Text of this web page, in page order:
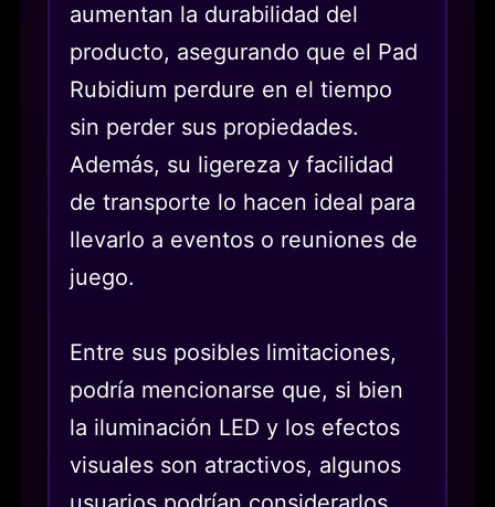
aumentan la durabilidad del
producto, asegurando que el Pad
Rubidium perdure en el tiempo
sin perder sus propiedades.
Además, su ligereza y facilidad
de transporte lo hacen ideal para
llevarlo a eventos o reuniones de
juego.
Entre sus posibles limitaciones,
podría mencionarse que, si bien
la iluminación LED y los efectos
visuales son atractivos, algunos